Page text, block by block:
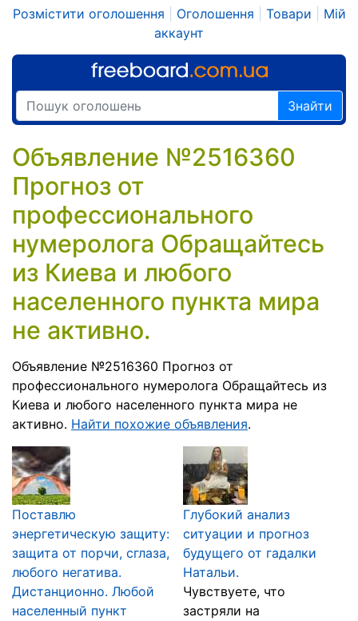
Розмістити оголошення Оголошення Товари
Мій
аккаунт
Знайти
Объявление №2516360
Прогноз от
профессионального
нумеролога Обращайтесь
из Киева и любого
населенного пункта мира
не активно.
Объявление №2516360 Прогноз от
профессионального нумеролога Обращайтесь из
Киева и любого населенного пункта мира не
активно. Найти похожие объявления.
Поставлю
энергетическую защиту:
защита от порчи, сглаза,
любого негатива.
Дистанционно. Любой
населенный пункт
Глубокий анализ
ситуации и прогноз
будущего от гадалки
Натальи.
Чувствуете, что
застряли на